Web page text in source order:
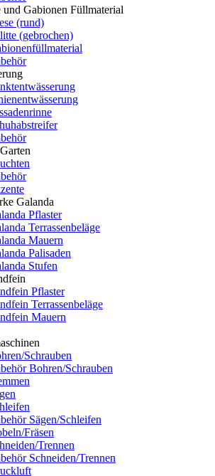
und Gabionen Füllmaterial
(rund)
(gebrochen)
Galanda
Pflaster
Terrassenbeläge
Mauern
Palisaden
Stufen
Pflaster
Terrassenbeläge
Mauern
Schrauben
Bohren/Schrauben
Sägen/Schleifen
Fräsen
Trennen
Schneiden/Trennen